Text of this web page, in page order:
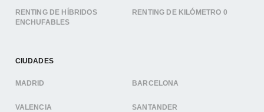
RENTING DE HÍBRIDOS
ENCHUFABLES
RENTING DE KILÓMETRO 0
CIUDADES
MADRID BARCELONA
VALENCIA SANTANDER